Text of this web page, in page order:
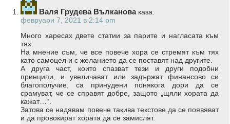
Валя Грудева Вълканова каза:
февруари 7, 2021 в 2:14 pm
Много харесах двете статии за парите и нагласата към
тях.
На мнение съм, че все повече хора се стремят към тях
като самоцел и с желанието да се поставят над другите.
А друга част, които спазват тези и други подобни
принципи, и увеличават или задържат финансово си
благополучие, са принудени понякога дори да се
срамуват, че се справят добре, защото „щяли хората да
кажат…“.
Затова се надявам повече такива текстове да се появяват
и да провокират хората да се замислят.